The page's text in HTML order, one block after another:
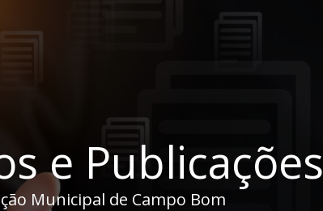
e Publicações
Municipal de Campo Bom